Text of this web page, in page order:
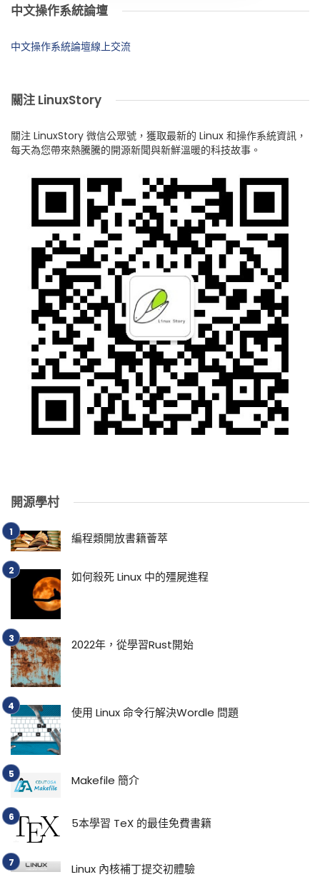
中文操作系統論壇
中文操作系統論壇線上交流
關注 LinuxStory
關注 LinuxStory 微信公眾號，獲取最新的 Linux 和操作系統資訊，
每天為您帶來熱騰騰的開源新聞與新鮮溫暖的科技故事。
開源學村
編程類開放書籍薈萃
如何殺死 Linux 中的殭屍進程
2022年，從學習Rust開始
使用 Linux 命令行解決Wordle 問題
Makefile 簡介
5本學習 TeX 的最佳免費書籍
Linux 內核補丁提交初體驗